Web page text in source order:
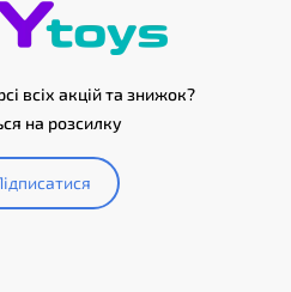
всіх акцій та знижок?
на розсилку